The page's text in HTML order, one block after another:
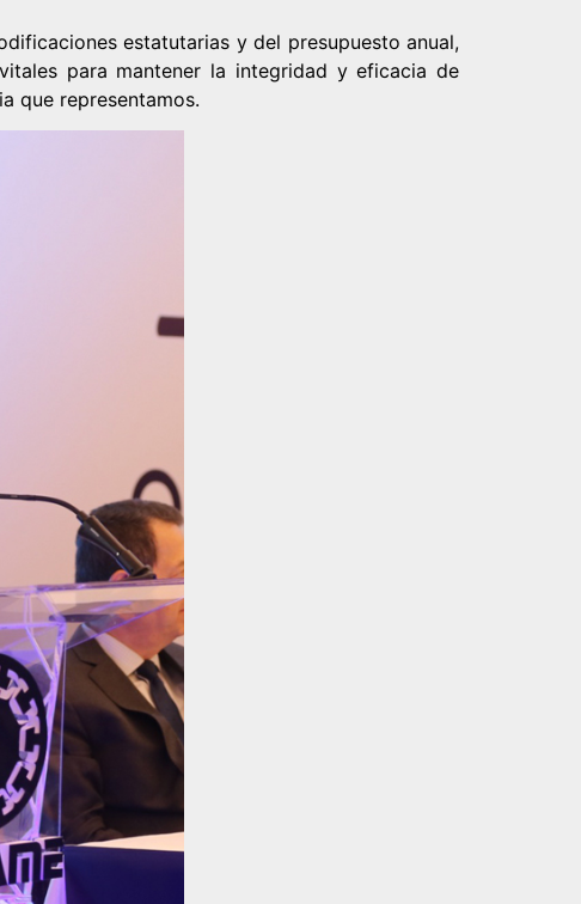
estatutarias y del presupuesto anual,
para mantener la integridad y eficacia de
que representamos.